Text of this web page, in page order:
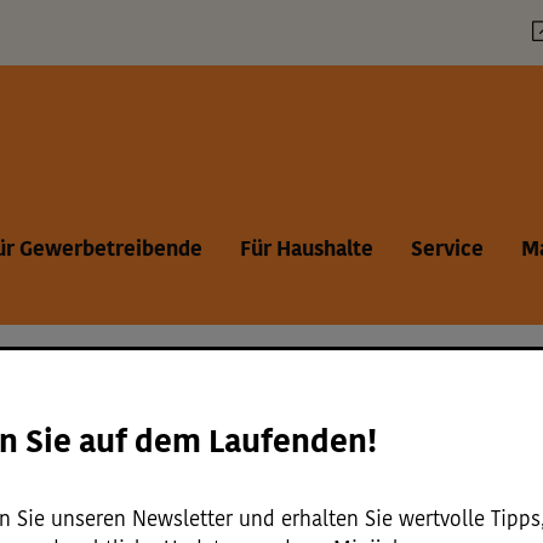
Gewerbetreibende Für Haushalte Service
Sie auf dem Laufenden!
Sie unseren Newsletter und erhalten Sie wertvolle